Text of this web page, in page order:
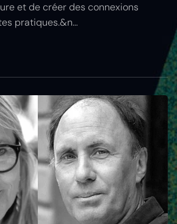
et de créer des connexions
pratiques.&n…